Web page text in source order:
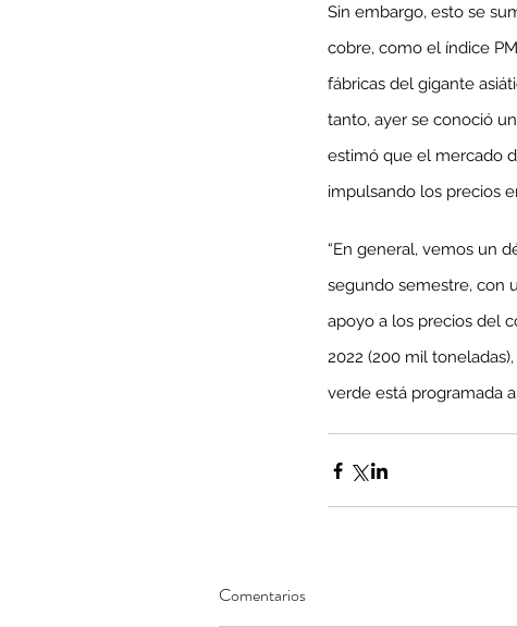
Minería del cobre
menor producción
operaciones avanzan en
inversión y eficiencia
Sin embargo, esto se
cobre, como el índice
fábricas del gigante
tanto, ayer se conoció
estimó que el mercado
impulsando los precios
“En general, vemos un
segundo semestre, con
apoyo a los precios del
2022 (200 mil
verde está programada
Comentarios